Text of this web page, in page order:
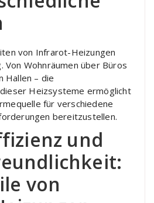
von Infrarot-Heizungen
Von Wohnräumen über Büros
Hallen – die
Heizsysteme ermöglicht
für verschiedene
bereitzustellen.
und
von